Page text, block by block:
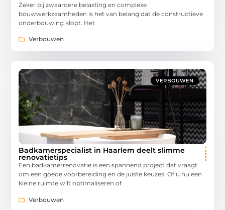
Zeker bij zwaardere belasting en complexe
bouwwerkzaamheden is het van belang dat de constructieve
onderbouwing klopt. Het
Verbouwen
VERBOUWEN
Badkamerspecialist in Haarlem deelt slimme
renovatietips
Een badkamerrenovatie is een spannend project dat vraagt
om een goede voorbereiding en de juiste keuzes. Of u nu een
kleine ruimte wilt optimaliseren of
Verbouwen